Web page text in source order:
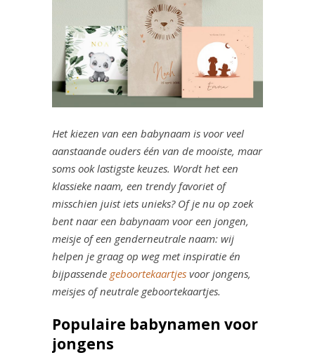
Het kiezen van een babynaam is voor veel
aanstaande ouders één van de mooiste, maar
soms ook lastigste keuzes. Wordt het een
klassieke naam, een trendy favoriet of
misschien juist iets unieks? Of je nu op zoek
bent naar een babynaam voor een jongen,
meisje of een genderneutrale naam: wij
helpen je graag op weg met inspiratie én
bijpassende geboortekaartjes voor jongens,
meisjes of neutrale geboortekaartjes.
Populaire babynamen voor
jongens